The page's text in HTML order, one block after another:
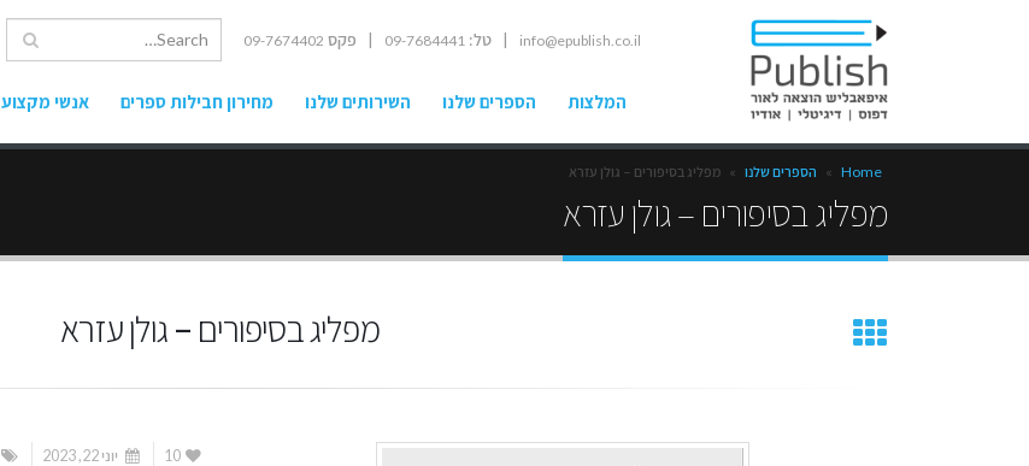
info@epublish.co.il | טל: 09-7684441 | פקס 09-7674402
המלצות הספרים שלנו השירותים שלנו מחירון חבילות ספרים אנשי מקצוע
Home
» הספרים שלנו » מפליג בסיפורים – גולן עזרא
מפליג בסיפורים – גולן עזרא
מפליג בסיפורים – גולן עזרא
10 יוני 22, 2023